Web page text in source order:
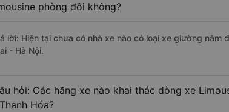
phòng đôi không?
lời: Hiện tại chưa có nhà xe nào có loại xe giường nằm
- Hà Nội.
hỏi: Các hãng xe nào khai thác dòng xe
Hóa?